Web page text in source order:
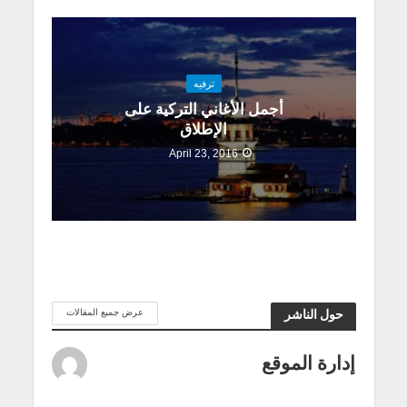
ترفيه
أجمل الأغاني التركية على
الإطلاق
April 23, 2016
حول الناشر عرض جميع المقالات
إدارة الموقع